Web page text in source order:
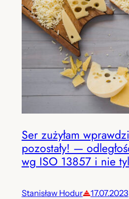
Ser zużyłam
pozostały! —
wg ISO 13857 i nie
Stanisław Hodur 17.07.2023